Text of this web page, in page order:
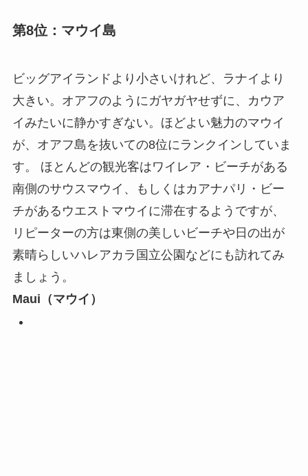
第8位：マウイ島
ビッグアイランドより小さいけれど、ラナイより
大きい。オアフのようにガヤガヤせずに、カウア
イみたいに静かすぎない。ほどよい魅力のマウイ
が、オアフ島を抜いての8位にランクインしていま
す。 ほとんどの観光客はワイレア・ビーチがある
南側のサウスマウイ、もしくはカアナパリ・ビー
チがあるウエストマウイに滞在するようですが、
リピーターの方は東側の美しいビーチや日の出が
素晴らしいハレアカラ国立公園などにも訪れてみ
ましょう。
Maui（マウイ）